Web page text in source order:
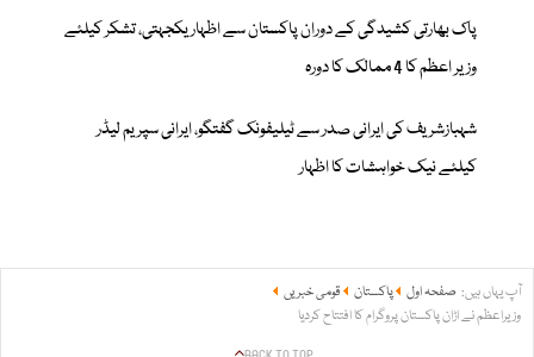
پاک بھارتی کشیدگی کے دوران پاکستان سے اظہار یکجہتی، تشکر کیلئے
وزیر اعظم کا 4 ممالک کا دورہ
شہبازشریف کی ایرانی صدر سے ٹیلیفونک گفتگو، ایرانی سپریم لیڈر
کیلئے نیک خواہشات کا اظہار
آپ یہاں ہیں: صفحہ اول پاکستان
قومی خبریں
وزیراعظم نے اڑان پاکستان پروگرام کا افتتاح کردیا